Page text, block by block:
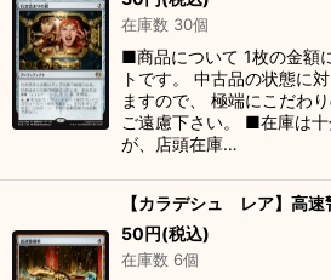
在庫数 30個
■商品について 1枚の金額
トです。 中古品の状態に
ますので、 極端にこだわ
ご遠慮下さい。 ■在庫は
が、店頭在庫…
【カラデシュ レア】高
50円(税込)
在庫数 6個